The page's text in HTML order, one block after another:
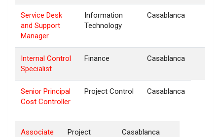
Service Desk
and Support
Manager
Information
Technology
Casablanca
Internal Control
Specialist
Finance Casablanca
Senior Principal
Cost Controller
Project Control Casablanca
Associate
Project
Casablanca